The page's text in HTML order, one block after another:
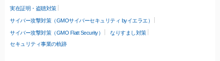
実在証明・盗聴対策
サイバー攻撃対策（GMOサイバーセキュリティ byイエラエ）
サイバー攻撃対策（GMO Flatt Security）
なりすまし対策
セキュリティ事業の軌跡